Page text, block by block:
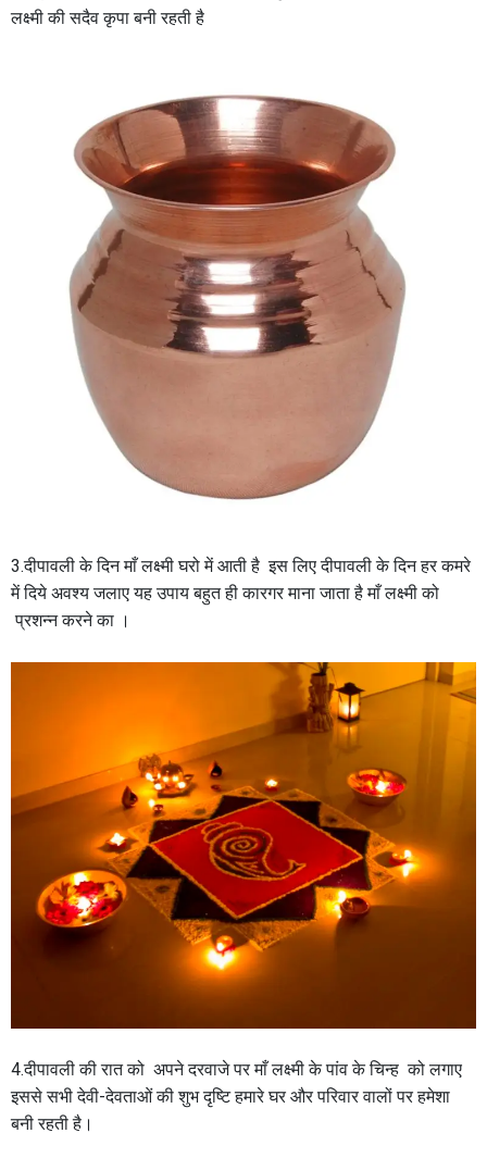
लक्ष्मी की सदैव कृपा बनी रहती है
3.दीपावली के दिन माँ लक्ष्मी घरो में आती है इस लिए दीपावली के दिन हर कमरे
में दिये अवश्य जलाए यह उपाय बहुत ही कारगर माना जाता है माँ लक्ष्मी को
प्रशन्न करने का ।
4.दीपावली की रात को अपने दरवाजे पर माँ लक्ष्मी के पांव के चिन्ह को लगाए
इससे सभी देवी-देवताओं की शुभ दृष्टि हमारे घर और परिवार वालों पर हमेशा
बनी रहती है।